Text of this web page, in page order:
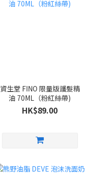
資生堂 FINO 限量版護髮精
油 70ML（粉紅絲帶)
HK$89.00